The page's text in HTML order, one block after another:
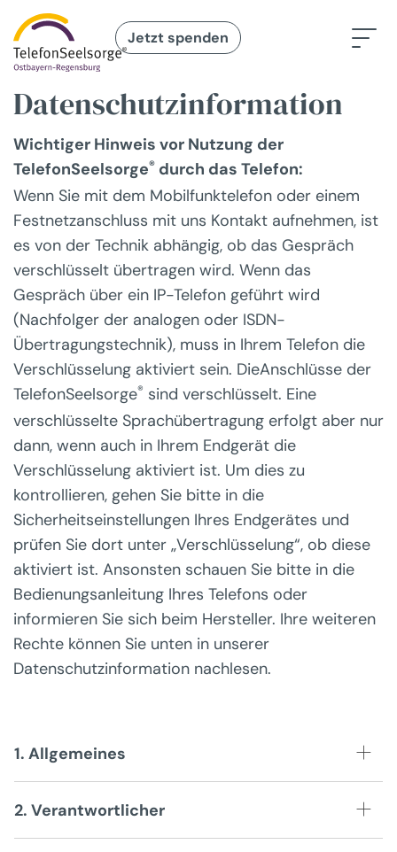
Jetzt spenden
Datenschutzinformation
Wichtiger Hinweis vor Nutzung der
TelefonSeelsorge® durch das Telefon:
Wenn Sie mit dem Mobilfunktelefon oder einem
Festnetzanschluss mit uns Kontakt aufnehmen, ist
es von der Technik abhängig, ob das Gespräch
verschlüsselt übertragen wird. Wenn das
Gespräch über ein IP-Telefon geführt wird
(Nachfolger der analogen oder ISDN-
Übertragungstechnik), muss in Ihrem Telefon die
Verschlüsselung aktiviert sein. DieAnschlüsse der
TelefonSeelsorge® sind verschlüsselt. Eine
verschlüsselte Sprachübertragung erfolgt aber nur
dann, wenn auch in Ihrem Endgerät die
Verschlüsselung aktiviert ist. Um dies zu
kontrollieren, gehen Sie bitte in die
Sicherheitseinstellungen Ihres Endgerätes und
prüfen Sie dort unter „Verschlüsselung“, ob diese
aktiviert ist. Ansonsten schauen Sie bitte in die
Bedienungsanleitung Ihres Telefons oder
informieren Sie sich beim Hersteller. Ihre weiteren
Rechte können Sie unten in unserer
Datenschutzinformation nachlesen.
1. Allgemeines
2. Verantwortlicher